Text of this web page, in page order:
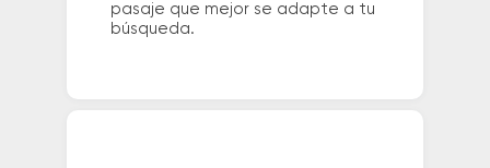
pasaje que mejor se adapte a tu
búsqueda.